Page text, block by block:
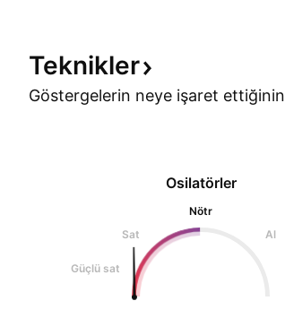
Teknikler
Göstergelerin neye işaret ettiğinin
Osilatörler
Nötr
Sat
Al
Güçlü sat